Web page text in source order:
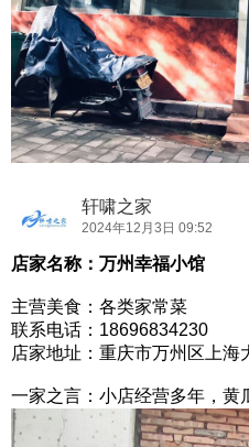
轩啸之家
2024年12月3日 09:52
店家名称：万州幸福小馆
主营美食：各类家常菜
联系电话：18696834230
店家地址：重庆市万州区上海
一家之言：小店经营多年，黄